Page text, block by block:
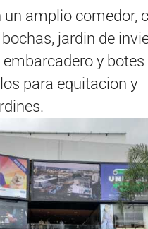
un amplio comedor,
jardin de
y botes
para equitacion y